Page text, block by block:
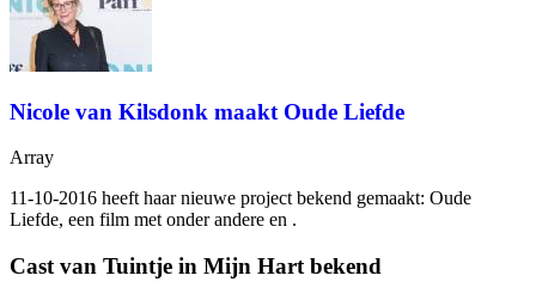
Nicole van Kilsdonk maakt Oude Liefde
Array
11-10-2016 heeft haar nieuwe project bekend gemaakt: Oude
Liefde, een film met onder andere en .
Cast van Tuintje in Mijn Hart bekend